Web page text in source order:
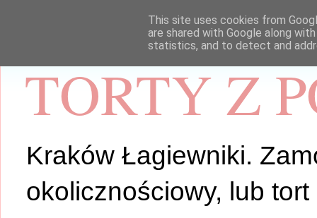
TORTY Z
Kraków Łagiewniki.
okolicznościowy, lub tort
This site uses cookies from
are shared with Google along
statistics, and to detect and